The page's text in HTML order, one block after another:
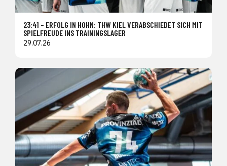
23:41 – ERFOLG IN HOHN: THW KIEL VERABSCHIEDET SICH MIT
SPIELFREUDE INS TRAININGSLAGER
29.07.26